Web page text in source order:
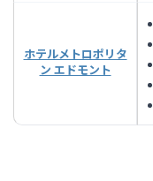
ホテルメトロポリタ
ン エドモント